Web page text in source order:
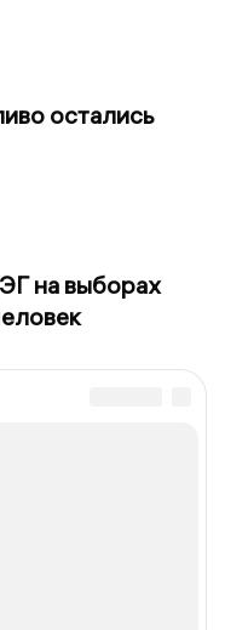
остались
на выборах